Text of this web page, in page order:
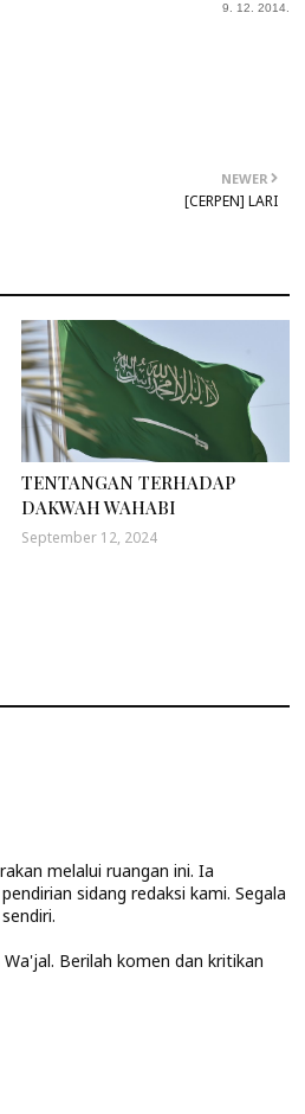
9. 12. 2014.
NEWER
[CERPEN] LARI
TENTANGAN TERHADAP
DAKWAH WAHABI
September 12, 2024
melalui ruangan ini. Ia
sidang redaksi kami. Segala
Berilah komen dan kritikan